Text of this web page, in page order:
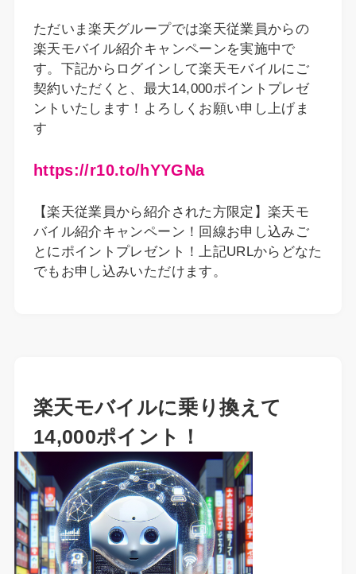
ただいま楽天グループでは楽天従業員からの
楽天モバイル紹介キャンペーンを実施中で
す。下記からログインして楽天モバイルにご
契約いただくと、最大14,000ポイントプレゼ
ントいたします！よろしくお願い申し上げま
す
https://r10.to/hYYGNa
【楽天従業員から紹介された方限定】楽天モ
バイル紹介キャンペーン！回線お申し込みご
とにポイントプレゼント！上記URLからどなた
でもお申し込みいただけます。
楽天モバイルに乗り換えて
14,000ポイント！